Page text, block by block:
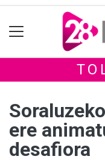
ere
desafiora